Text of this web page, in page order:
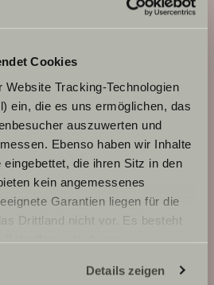
Cookies
Tracking-Technologien
ein, die es uns ermöglichen, das
auszuwerten und
Ebenso haben wir Inhalte
die ihren Sitz in den
kein angemessenes
Garantien liegen für die
Drittland nicht vor. Es besteht
da diesen
können Daten für
Details zeigen
Adventure